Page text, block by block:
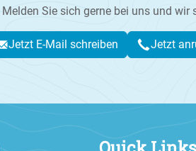
Melden Sie sich gerne bei uns und wir
Jetzt E-Mail schreiben Jetzt